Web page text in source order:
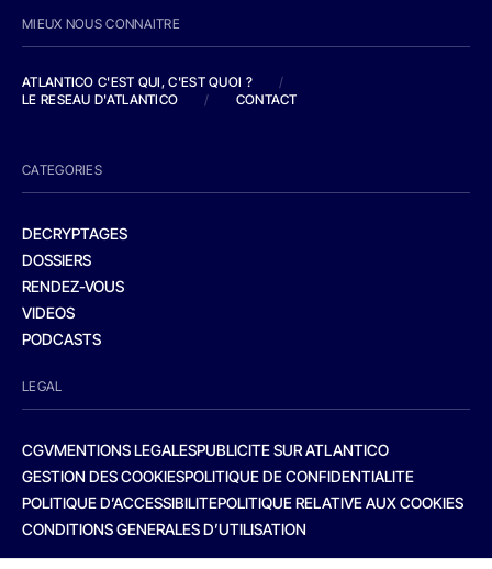
MIEUX NOUS CONNAITRE
ATLANTICO C'EST QUI, C'EST QUOI ?
/
LE RESEAU D'ATLANTICO
/ CONTACT
CATEGORIES
DECRYPTAGES
DOSSIERS
RENDEZ-VOUS
VIDEOS
PODCASTS
LEGAL
CGVMENTIONS LEGALESPUBLICITE SUR ATLANTICO
GESTION DES COOKIESPOLITIQUE DE CONFIDENTIALITE
POLITIQUE D’ACCESSIBILITEPOLITIQUE RELATIVE AUX COOKIES
CONDITIONS GENERALES D’UTILISATION